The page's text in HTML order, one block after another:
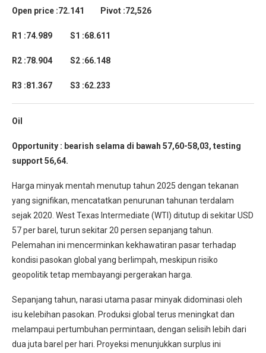
Open price :72.141 Pivot :72,526
R1 :74.989 S1 :68.611
R2 :78.904 S2 :66.148
R3 :81.367 S3 :62.233
Oil
Opportunity : bearish selama di bawah 57,60-58,03, testing
support 56,64.
Harga minyak mentah menutup tahun 2025 dengan tekanan
yang signifikan, mencatatkan penurunan tahunan terdalam
sejak 2020. West Texas Intermediate (WTI) ditutup di sekitar USD
57 per barel, turun sekitar 20 persen sepanjang tahun.
Pelemahan ini mencerminkan kekhawatiran pasar terhadap
kondisi pasokan global yang berlimpah, meskipun risiko
geopolitik tetap membayangi pergerakan harga.
Sepanjang tahun, narasi utama pasar minyak didominasi oleh
isu kelebihan pasokan. Produksi global terus meningkat dan
melampaui pertumbuhan permintaan, dengan selisih lebih dari
dua juta barel per hari. Proyeksi menunjukkan surplus ini